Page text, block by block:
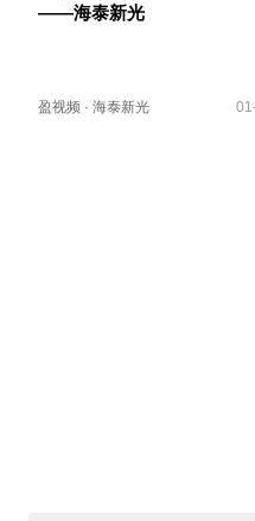
——海泰新光
盈视频 · 海泰新光